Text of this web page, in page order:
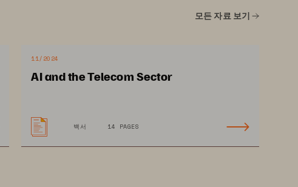
모든 자료 보기
11/2024
AI and the Telecom Sector
백서 14 PAGES